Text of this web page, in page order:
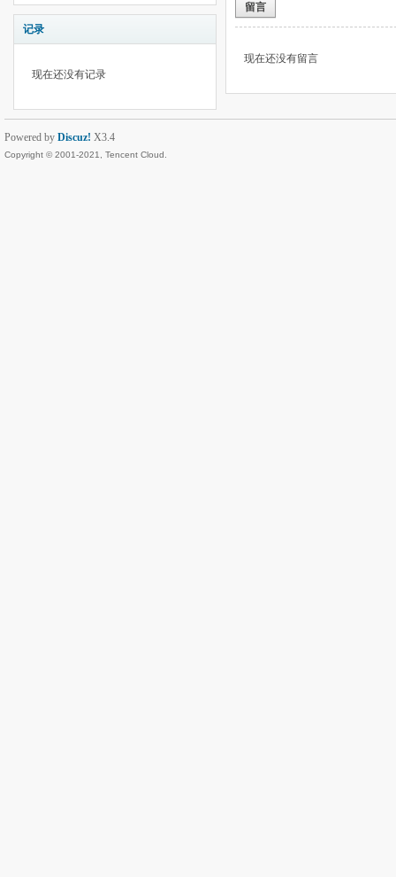
记录
现在还没有记录
留言
现在还没有留言
Powered by Discuz! X3.4
Copyright © 2001-2021, Tencent Cloud.